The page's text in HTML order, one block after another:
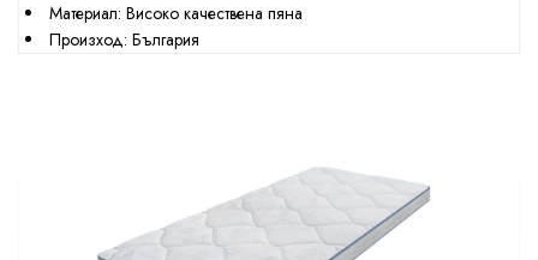
Материал: Високо качествена пяна
Произход: България